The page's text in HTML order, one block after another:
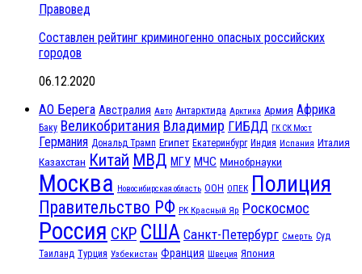
Правовед
Составлен рейтинг криминогенно опасных российских
городов
06.12.2020
АО Берега Австралия Авто Антарктида Арктика Армия Африка
Баку Великобритания Владимир ГИБДД ГК СК Мост
Германия Дональд Трамп Египет Екатеринбург Индия Испания Италия
Казахстан Китай МВД МГУ МЧС Минобрнауки
Москва Новосибирская область ООН ОПЕК Полиция
Правительство РФ РК Красный Яр Роскосмос
Россия СКР США Санкт-Петербург Смерть Суд
Таиланд Турция Узбекистан Франция Швеция Япония